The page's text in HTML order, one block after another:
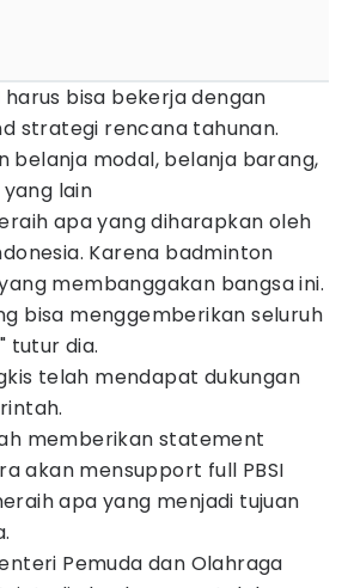
harus bisa bekerja dengan
strategi rencana tahunan.
belanja modal, belanja barang,
lain
apa yang diharapkan oleh
Karena badminton
membanggakan bangsa ini.
bisa menggemberikan seluruh
tutur dia.
telah mendapat dukungan
memberikan statement
akan mensupport full PBSI
apa yang menjadi tujuan
Pemuda dan Olahraga